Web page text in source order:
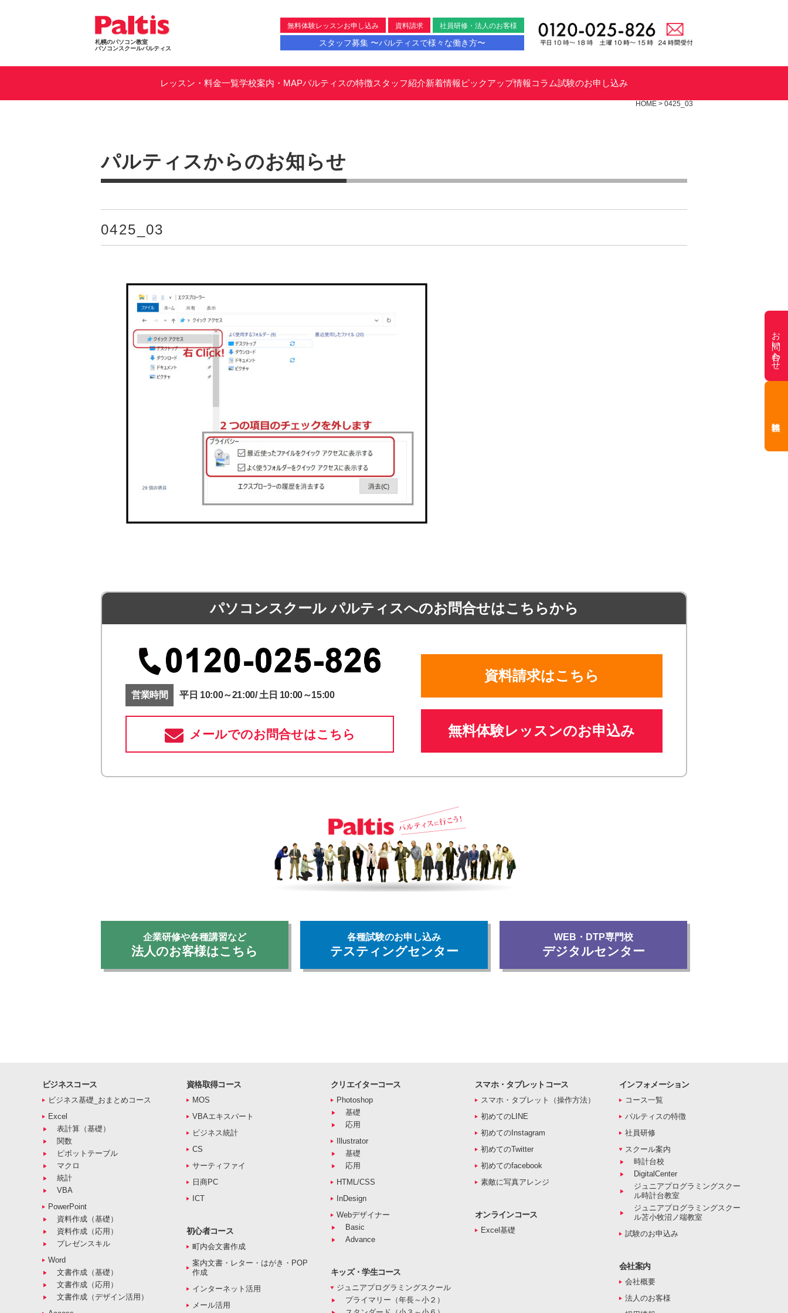
札幌のパソコン教室
パソコンスクールパルティス
無料体験レッスンお申し込み 資料請求 社員研修・法人のお客様
スタッフ募集 〜パルティスで様々な働き方〜
レッスン・料金一覧学校案内・MAPパルティスの特徴スタッフ紹介新着情報ピックアップ情報コラム試験のお申し込み
HOME > 0425_03
パルティスからのお知らせ
0425_03
パソコンスクール パルティスへのお問合せはこちらから
営業時間 平日 10:00～21:00/ 土日 10:00～15:00
メールでのお問合せはこちら
資料請求はこちら
無料体験レッスンのお申込み
企業研修や各種講習など
法人のお客様はこちら
各種試験のお申し込み
テスティングセンター
WEB・DTP専門校
デジタルセンター
ビジネスコース
ビジネス基礎_おまとめコース
Excel
表計算（基礎）
関数
ピボットテーブル
マクロ
統計
VBA
PowerPoint
資料作成（基礎）
資料作成（応用）
プレゼンスキル
Word
文書作成（基礎）
文書作成（応用）
文書作成（デザイン活用）
資格取得コース
MOS
VBAエキスパート
ビジネス統計
CS
サーティファイ
日商PC
ICT
初心者コース
町内会文書作成
案内文書・レター・はがき・POP
作成
インターネット活用
メール活用
クリエイターコース
Photoshop
基礎
応用
Illustrator
基礎
応用
HTML/CSS
InDesign
Webデザイナー
Basic
Advance
キッズ・学生コース
ジュニアプログラミングスクール
プライマリー（年長～小２）
スマホ・タブレットコース
スマホ・タブレット（操作方法）
初めてのLINE
初めてのInstagram
初めてのTwitter
初めてのfacebook
素敵に写真アレンジ
オンラインコース
Excel基礎
インフォメーション
コース一覧
パルティスの特徴
社員研修
スクール案内
時計台校
DigitalCenter
ジュニアプログラミングスクー
ル時計台教室
ジュニアプログラミングスクー
ル苫小牧沼ノ端教室
試験のお申込み
会社案内
会社概要
法人のお客様
お問い合わせ